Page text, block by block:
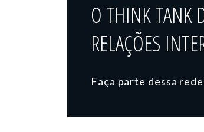
O THINK TANK
RELAÇÕES
Faça parte dessa